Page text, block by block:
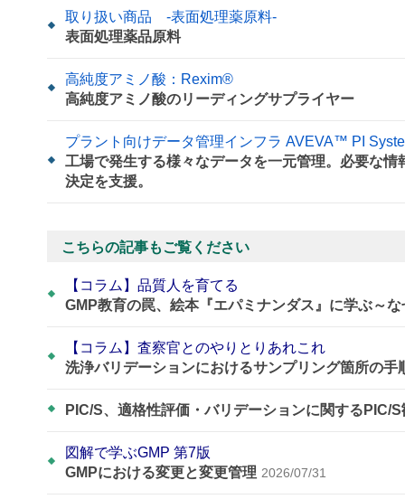
取り扱い商品 -表面処理薬原料-
表面処理薬品原料
高純度アミノ酸：Rexim®
高純度アミノ酸のリーディングサプライヤー
プラント向けデータ管理インフラ AVEVA™ PI
工場で発生する様々なデータを一元管理。必要な
決定を支援。
こちらの記事もご覧ください
【コラム】品質人を育てる
GMP教育の罠、絵本『エパミナンダス』に学ぶ～
【コラム】査察官とのやりとりあれこれ
洗浄バリデーションにおけるサンプリング箇所の手
PIC/S、適格性評価・バリデーションに関するPIC/
図解で学ぶGMP 第7版
GMPにおける変更と変更管理 2026/07/31